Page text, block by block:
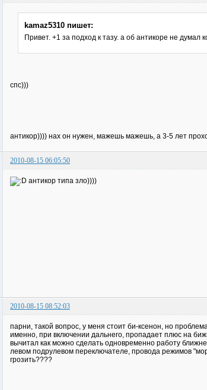
kamaz5310 пишет:
Привет. +1 за подход к тазу. а об антикоре не думал
спс)))
антикор)))) нах он нужен, мажешь мажешь, а 3-5 лет
2010-08-15 06:05:50
антикор типа зло))))
2010-08-15 08:52:03
парни, такой вопрос, у меня стоит би-ксенон, но
именно, при включении дальнего, пропадает плюс на
вычитал как можно сделать одновременно работу
левом подрулевом переключателе, провода режимов
грозить????